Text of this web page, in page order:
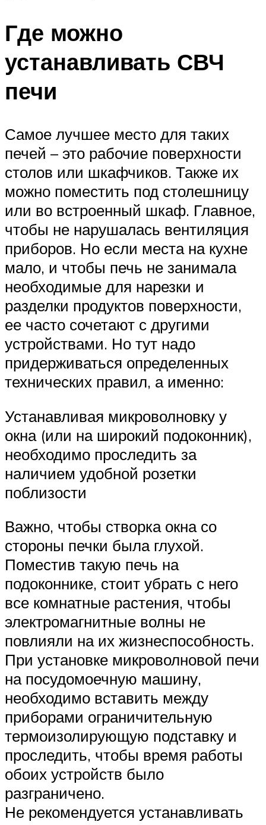
Где можно
устанавливать СВЧ
печи
Самое лучшее место для таких
печей – это рабочие поверхности
столов или шкафчиков. Также их
можно поместить под столешницу
или во встроенный шкаф. Главное,
чтобы не нарушалась вентиляция
приборов. Но если места на кухне
мало, и чтобы печь не занимала
необходимые для нарезки и
разделки продуктов поверхности,
ее часто сочетают с другими
устройствами. Но тут надо
придерживаться определенных
технических правил, а именно:
Устанавливая микроволновку у
окна (или на широкий подоконник),
необходимо проследить за
наличием удобной розетки
поблизости
Важно, чтобы створка окна со
стороны печки была глухой.
Поместив такую печь на
подоконнике, стоит убрать с него
все комнатные растения, чтобы
электромагнитные волны не
повлияли на их жизнеспособность.
При установке микроволновой печи
на посудомоечную машину,
необходимо вставить между
приборами ограничительную
термоизолирующую подставку и
проследить, чтобы время работы
обоих устройств было
разграничено.
Не рекомендуется устанавливать